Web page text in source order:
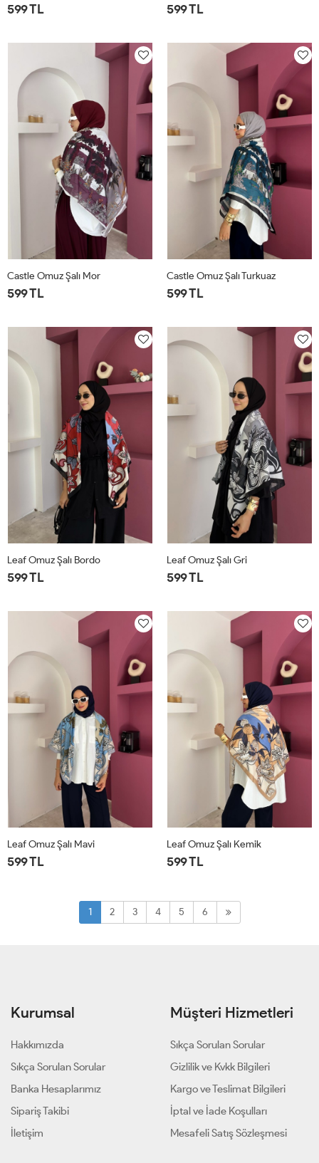
599 TL 599 TL
Castle Omuz Şalı Mor
599 TL
Castle Omuz Şalı Turkuaz
599 TL
Leaf Omuz Şalı Bordo
599 TL
Leaf Omuz Şalı Gri
599 TL
Leaf Omuz Şalı Mavi
599 TL
Leaf Omuz Şalı Kemik
599 TL
1 2 3 4 5 6
Kurumsal
Hakkımızda
Sıkça Sorulan Sorular
Banka Hesaplarımız
Sipariş Takibi
İletişim
Müşteri Hizmetleri
Sıkça Sorulan Sorular
Gizlilik ve Kvkk Bilgileri
Kargo ve Teslimat Bilgileri
İptal ve İade Koşulları
Mesafeli Satış Sözleşmesi